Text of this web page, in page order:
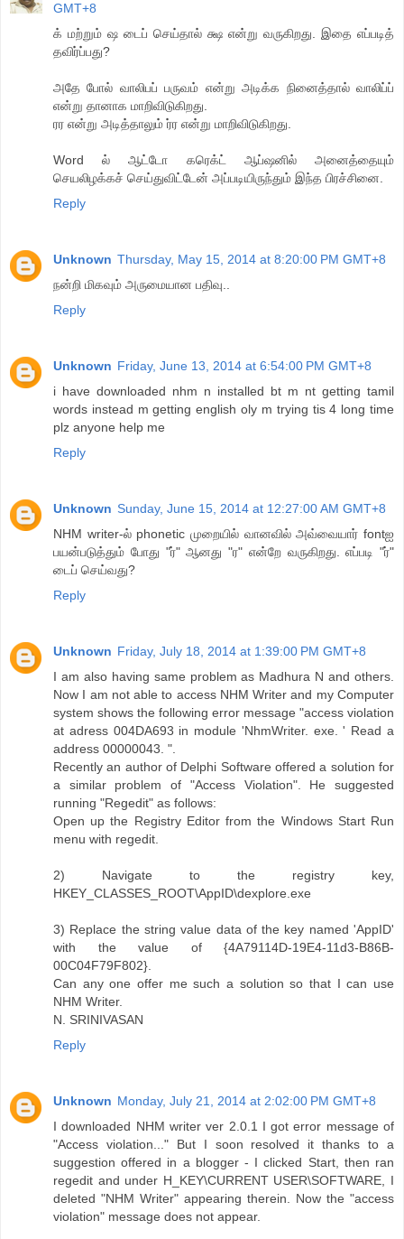
GMT+8
க் மற்றும் ஷ டைப் செய்தால் க்ஷ என்று வருகிறது. இதை எப்படித்
தவிர்ப்பது?
அதே போல் வாலிபப் பருவம் என்று அடிக்க நினைத்தால் வாலிப்ப்
என்று தானாக மாறிவிடுகிறது.
ரர என்று அடித்தாலும் ர்ர என்று மாறிவிடுகிறது.
Word ல் ஆட்டோ கரெக்ட் ஆப்ஷனில் அனைத்தையும்
செயலிழக்கச் செய்துவிட்டேன் அப்படியிருந்தும் இந்த பிரச்சினை.
Reply
Unknown Thursday, May 15, 2014 at 8:20:00 PM GMT+8
ந‌ன்றி மிகவும் அருமையான பதிவு..
Reply
Unknown Friday, June 13, 2014 at 6:54:00 PM GMT+8
i have downloaded nhm n installed bt m nt getting tamil
words instead m getting english oly m trying tis 4 long time
plz anyone help me
Reply
Unknown Sunday, June 15, 2014 at 12:27:00 AM GMT+8
NHM writer-ல் phonetic முறையில் வானவில் அவ்வையார் fontஐ
பயன்படுத்தும் போது "ர்" ஆனது "ர" என்றே வருகிறது. எப்படி "ர்"
டைப் செய்வது?
Reply
Unknown Friday, July 18, 2014 at 1:39:00 PM GMT+8
I am also having same problem as Madhura N and others.
Now I am not able to access NHM Writer and my Computer
system shows the following error message "access violation
at adress 004DA693 in module 'NhmWriter. exe. ' Read a
address 00000043. ".
Recently an author of Delphi Software offered a solution for
a similar problem of "Access Violation". He suggested
running "Regedit" as follows:
Open up the Registry Editor from the Windows Start Run
menu with regedit.
2) Navigate to the registry key,
HKEY_CLASSES_ROOT\AppID\dexplore.exe
3) Replace the string value data of the key named 'AppID'
with the value of {4A79114D-19E4-11d3-B86B-
00C04F79F802}.
Can any one offer me such a solution so that I can use
NHM Writer.
N. SRINIVASAN
Reply
Unknown Monday, July 21, 2014 at 2:02:00 PM GMT+8
I downloaded NHM writer ver 2.0.1 I got error message of
"Access violation..." But I soon resolved it thanks to a
suggestion offered in a blogger - I clicked Start, then ran
regedit and under H_KEY\CURRENT USER\SOFTWARE, I
deleted "NHM Writer" appearing therein. Now the "access
violation" message does not appear.